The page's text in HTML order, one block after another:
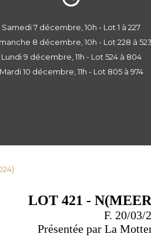
Samedi 7 décembre, 10h - Lot 1 à 227
8 décembre, 10h - Lot 228 à 523
Lundi 9 décembre, 11h - Lot 524 à 804
Mardi 10 décembre, 11h - Lot 805 à 974
LOT 421 -
F. 20/03/
Présentée par La